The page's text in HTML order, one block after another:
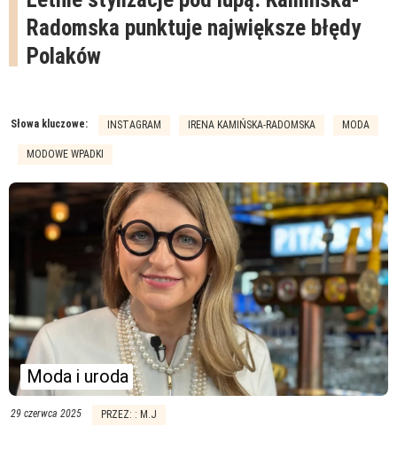
Radomska punktuje największe błędy
Polaków
Słowa kluczowe: INSTAGRAM IRENA KAMIŃSKA-RADOMSKA MODA
MODOWE WPADKI
Moda i uroda
29 czerwca 2025 PRZEZ: : M.J